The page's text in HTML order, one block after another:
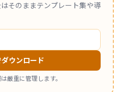
そのままテンプレート集や導
ウンロード
厳重に管理します。